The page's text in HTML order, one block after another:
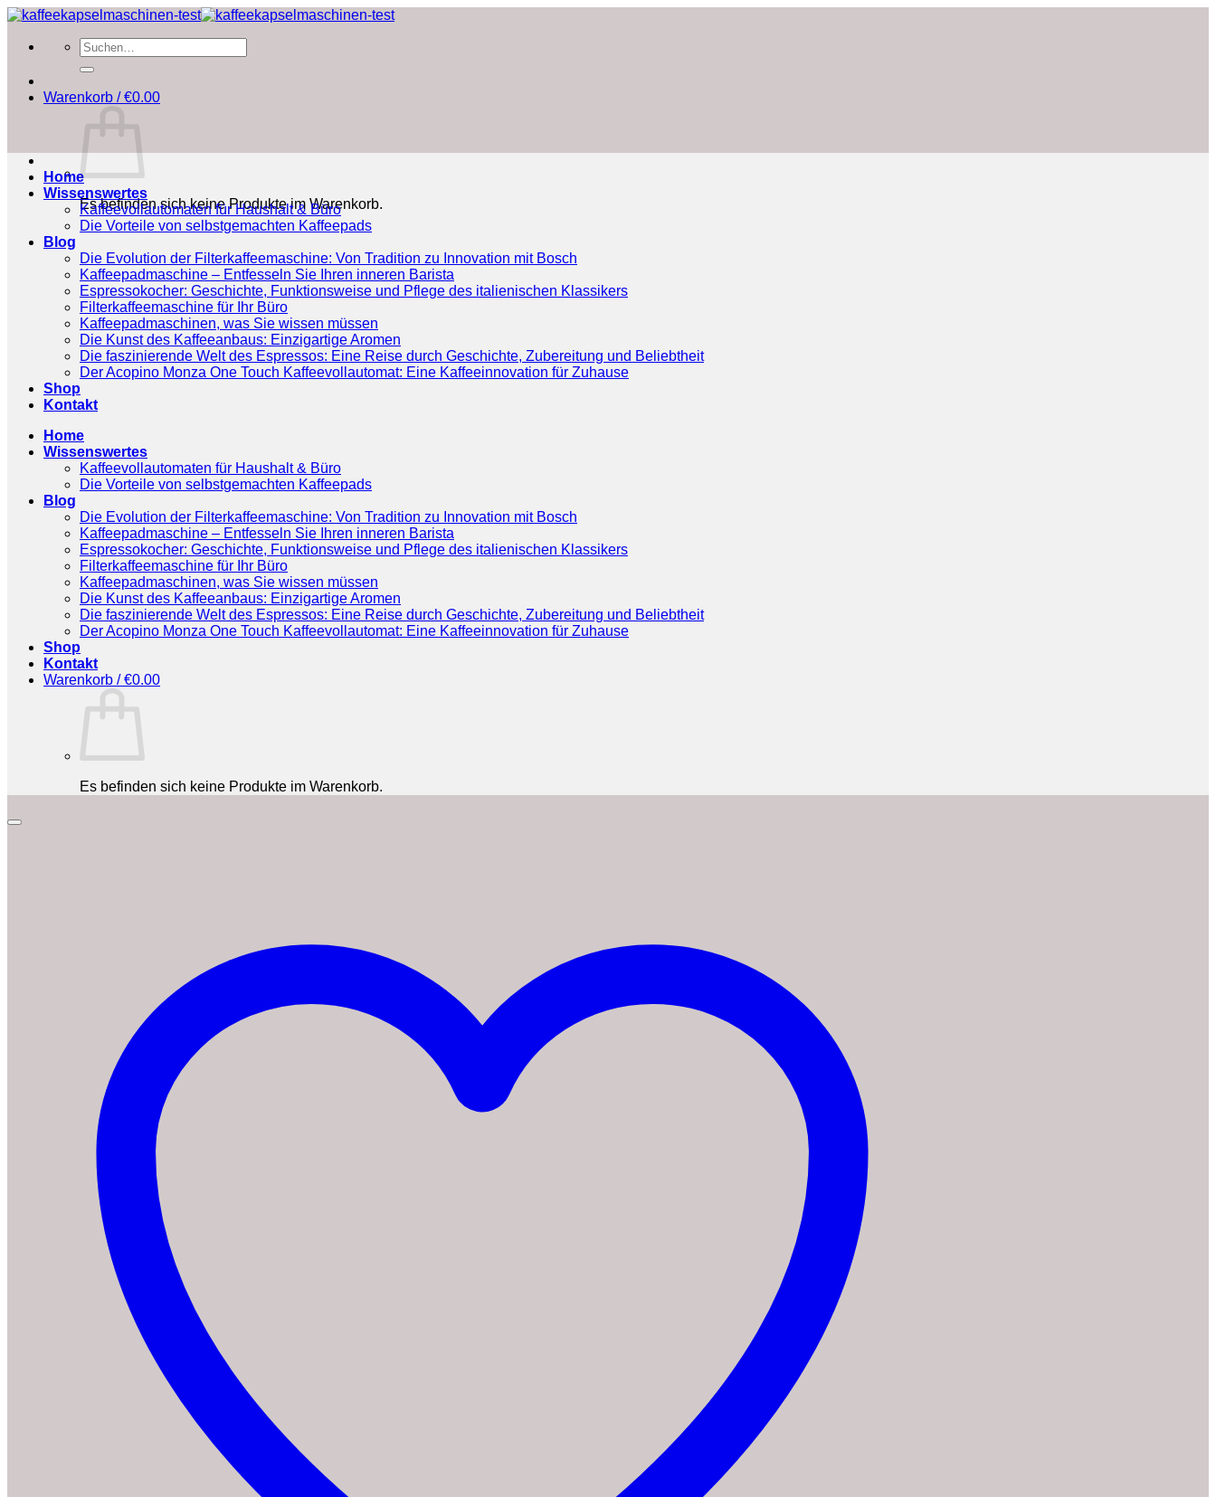
Zum
springen
Suchen
nach:
Warenkorb /€0.00
Es befinden sich keine Produkte im Warenkorb.
Home
Wissenswertes
Kaffeevollautomaten für Haushalt & Büro
Die Vorteile von selbstgemachten Kaffeepads
Blog
Die Evolution der Filterkaffeemaschine: Von Tradition zu Innovation mit Bosch
Kaffeepadmaschine – Entfesseln Sie Ihren inneren Barista
Espressokocher: Geschichte, Funktionsweise und Pflege des italienischen Klassikers
Filterkaffeemaschine für Ihr Büro
Kaffeepadmaschinen, was Sie wissen müssen
Die Kunst des Kaffeeanbaus: Einzigartige Aromen
Die faszinierende Welt des Espressos: Eine Reise durch Geschichte, Zubereitung und Beliebtheit
Der Acopino Monza One Touch Kaffeevollautomat: Eine Kaffeeinnovation für Zuhause
Shop
Kontakt
Home
Wissenswertes
Kaffeevollautomaten für Haushalt & Büro
Die Vorteile von selbstgemachten Kaffeepads
Blog
Die Evolution der Filterkaffeemaschine: Von Tradition zu Innovation mit Bosch
Kaffeepadmaschine – Entfesseln Sie Ihren inneren Barista
Espressokocher: Geschichte, Funktionsweise und Pflege des italienischen Klassikers
Filterkaffeemaschine für Ihr Büro
Kaffeepadmaschinen, was Sie wissen müssen
Die Kunst des Kaffeeanbaus: Einzigartige Aromen
Die faszinierende Welt des Espressos: Eine Reise durch Geschichte, Zubereitung und Beliebtheit
Der Acopino Monza One Touch Kaffeevollautomat: Eine Kaffeeinnovation für Zuhause
Shop
Kontakt
Warenkorb /€0.00
Es befinden sich keine Produkte im Warenkorb.